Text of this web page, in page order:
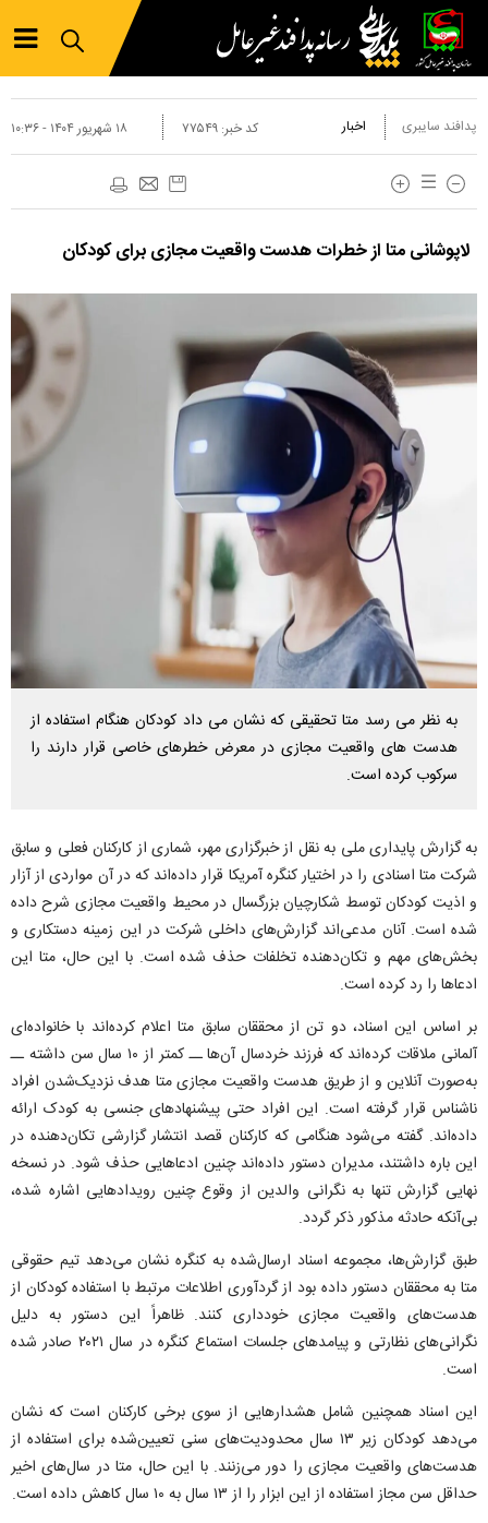
پدافند سایبری اخبار ۱۸ شهريور ۱۴۰۴ - ۱۰:۳۶ کد خبر:۷۷۵۴۹
لاپوشانی متا از خطرات هدست واقعیت مجازی برای کودکان
به نظر می رسد متا تحقیقی که نشان می داد کودکان هنگام استفاده از
هدست های واقعیت مجازی در معرض خطرهای خاصی قرار دارند را
سرکوب کرده است.
به گزارش پایداری ملی به نقل از خبرگزاری مهر، شماری از کارکنان فعلی و سابق
شرکت متا اسنادی را در اختیار کنگره آمریکا قرار داده‌اند که در آن مواردی از آزار
و اذیت کودکان توسط شکارچیان بزرگسال در محیط واقعیت مجازی شرح داده
شده است. آنان مدعی‌اند گزارش‌های داخلی شرکت در این زمینه دستکاری و
بخش‌های مهم و تکان‌دهنده تخلفات حذف شده است. با این حال، متا این
ادعاها را رد کرده است.
بر اساس این اسناد، دو تن از محققان سابق متا اعلام کرده‌اند با خانواده‌ای
آلمانی ملاقات کرده‌اند که فرزند خردسال آن‌ها ــ کمتر از ۱۰ سال سن داشته ــ
به‌صورت آنلاین و از طریق هدست واقعیت مجازی متا هدف نزدیک‌شدن افراد
ناشناس قرار گرفته است. این افراد حتی پیشنهادهای جنسی به کودک ارائه
داده‌اند. گفته می‌شود هنگامی که کارکنان قصد انتشار گزارشی تکان‌دهنده در
این باره داشتند، مدیران دستور داده‌اند چنین ادعاهایی حذف شود. در نسخه
نهایی گزارش تنها به نگرانی والدین از وقوع چنین رویدادهایی اشاره شده،
بی‌آنکه حادثه مذکور ذکر گردد.
طبق گزارش‌ها، مجموعه اسناد ارسال‌شده به کنگره نشان می‌دهد تیم حقوقی
متا به محققان دستور داده بود از گردآوری اطلاعات مرتبط با استفاده کودکان از
هدست‌های واقعیت مجازی خودداری کنند. ظاهراً این دستور به دلیل
نگرانی‌های نظارتی و پیامدهای جلسات استماع کنگره در سال ۲۰۲۱ صادر شده
است.
این اسناد همچنین شامل هشدارهایی از سوی برخی کارکنان است که نشان
می‌دهد کودکان زیر ۱۳ سال محدودیت‌های سنی تعیین‌شده برای استفاده از
هدست‌های واقعیت مجازی را دور می‌زنند. با این حال، متا در سال‌های اخیر
حداقل سن مجاز استفاده از این ابزار را از ۱۳ سال به ۱۰ سال کاهش داده است.